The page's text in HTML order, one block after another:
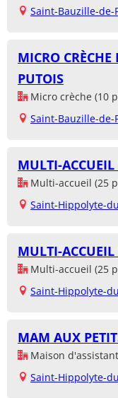
Saint-Bauzille-de-
MICRO
PUTOIS
Micro crèche (10
Saint-Bauzille-de-
MULTI-
Multi-accueil (25
Saint-Hippolyte-
MULTI-
Multi-accueil (25
Saint-Hippolyte-
MAM AUX
Maison
Saint-Hippolyte-